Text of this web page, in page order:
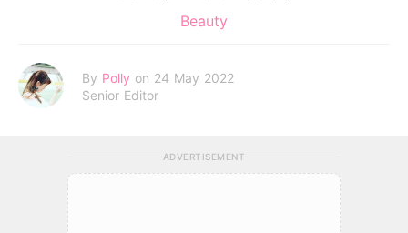
Beauty
By Polly on 24 May 2022
Senior Editor
ADVERTISEMENT